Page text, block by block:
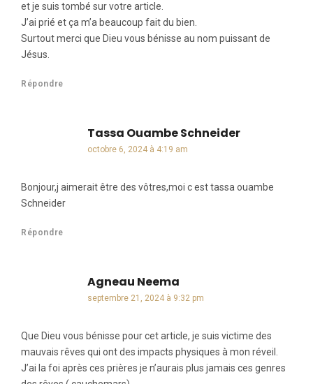
et je suis tombé sur votre article.
J’ai prié et ça m’a beaucoup fait du bien.
Surtout merci que Dieu vous bénisse au nom puissant de
Jésus.
Répondre
Tassa Ouambe Schneiderdit :
octobre 6, 2024 à 4:19 am
Bonjour,j aimerait être des vôtres,moi c est tassa ouambe
Schneider
Répondre
Agneau Neema
septembre 21, 2024 à 9:32 pm
Que Dieu vous bénisse pour cet article, je suis victime des
mauvais rêves qui ont des impacts physiques à mon réveil.
J’ai la foi après ces prières je n’aurais plus jamais ces genres